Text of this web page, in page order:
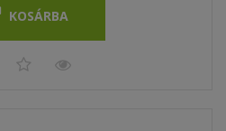
KOSÁRBA